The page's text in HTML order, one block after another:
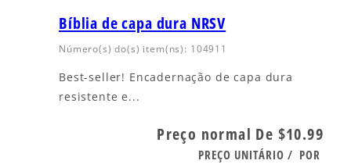
Bíblia de capa dura NRSV
Número(s) do(s) item(ns): 104911
Best-seller! Encadernação de capa dura
resistente e...
Preço normal De $10.99
PREÇO UNITÁRIO / POR